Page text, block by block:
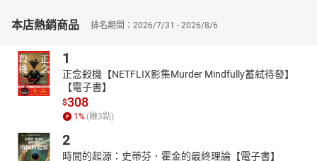
4D列印技術還能夠將多種不同的需求融合到同一成品上，以實現更
能性，使得產品不再是剛性的，而是能夠根據實際需要來動態變化
的。
不論是從科技發展的趨勢來看，還是從探索未來商業的方向來看，
繼承3D列印腳步的4D列印，對於人類發展來說，都比3D列印技術更
產資料改變而引發未來整個社會的商業生態結構方式、醫療科學發
展模式、人類生活生存狀態改變的一種技術。可以說，4D列印顛覆
本店熱銷商品 排名期間：2026/7/31 - 2026/8/6
1
正念殺機【NETFLIX影集Murder Mindfully蓄弒待發】
【電子書】
$308
1 % (賺3點)
2
時間的起源：史蒂芬．霍金的最終理論【電子書】